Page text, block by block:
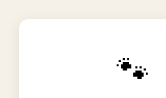
🐾